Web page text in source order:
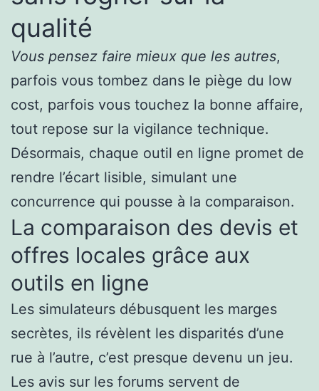
qualité
Vous pensez faire mieux que les autres,
parfois vous tombez dans le piège du low
cost, parfois vous touchez la bonne affaire,
tout repose sur la vigilance technique.
Désormais, chaque outil en ligne promet de
rendre l’écart lisible, simulant une
concurrence qui pousse à la comparaison.
La comparaison des devis et
offres locales grâce aux
outils en ligne
Les simulateurs débusquent les marges
secrètes, ils révèlent les disparités d’une
rue à l’autre, c’est presque devenu un jeu.
Les avis sur les forums servent de